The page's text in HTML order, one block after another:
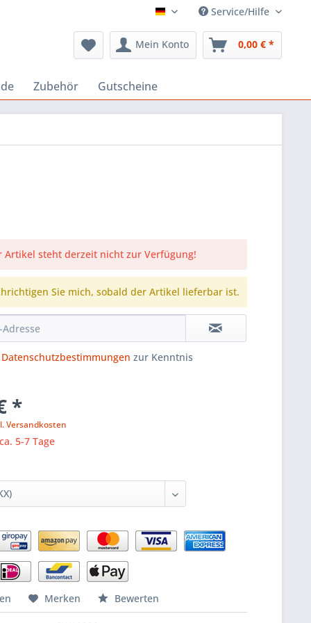
Deutsch Service/Hilfe
Mein Konto 0,00 € *
Zubehör Gutscheine
Artikel steht derzeit nicht zur Verfügung!
Sie mich, sobald der Artikel lieferbar ist.
Datenschutzbestimmungen zur Kenntnis
*
Versandkosten
5-7 Tage
Merken Bewerten